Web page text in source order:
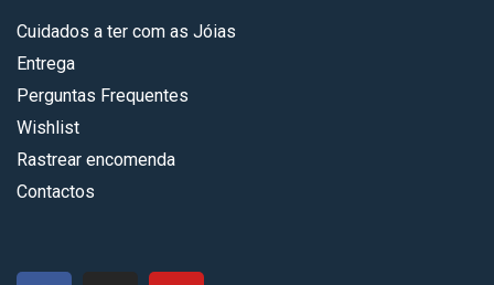
Cuidados a ter com as Jóias
Entrega
Perguntas Frequentes
Wishlist
Rastrear encomenda
Contactos